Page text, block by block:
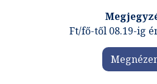
Ft/fő-től 08.19-ig